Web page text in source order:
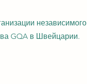
независимого
GQA в Швейцарии.